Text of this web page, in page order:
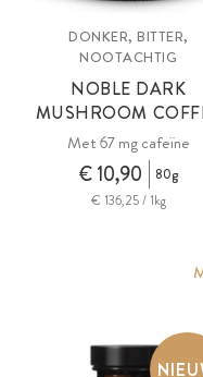
DONKER, BITTER,
NOOTACHTIG
NOBLE DARK
MUSHROOM
Met 67 mg cafeïne
€ 10,90
80g
€ 136,25 / 1kg